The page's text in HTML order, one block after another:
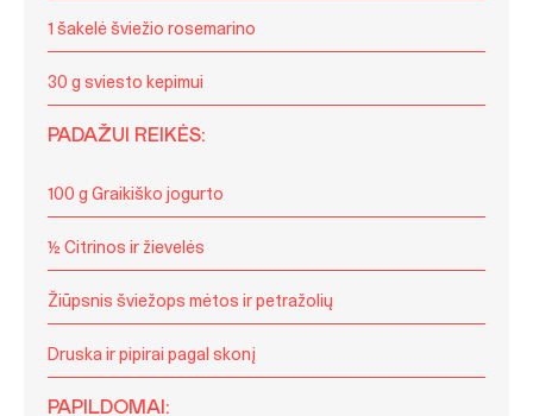
1 šakelė šviežio rosemarino
30 g sviesto kepimui
PADAŽUI REIKĖS:
100 g Graikiško jogurto
½ Citrinos ir žievelės
Žiūpsnis šviežops mėtos ir petražolių
Druska ir pipirai pagal skonį
PAPILDOMAI: